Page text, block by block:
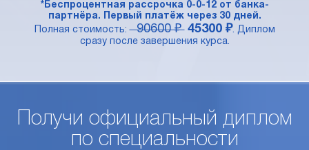
*Беспроцентная рассрочка 0-0-12 от банка-
партнёра. Первый платёж через 30 дней.
Полная стоимость:90600 ₽ 45300 ₽. Диплом
сразу после завершения курса.
Получи официальный диплом
по специальности